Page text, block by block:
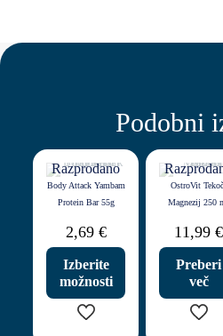
Podobni
Razprodano
Body Attack Yambam
Protein Bar 55g
2,69 €
Izberite
možnosti
OstroVit
Magnezij 250
11,99€
Preberi
več